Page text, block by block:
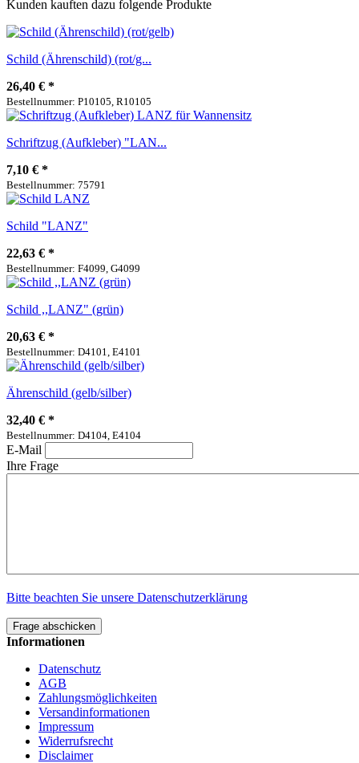
Kunden kauften dazu folgende Produkte
Schild (Ährenschild) (rot/g...
26,40 € *
Bestellnummer: P10105, R10105
Schriftzug (Aufkleber) "LAN...
7,10 € *
Bestellnummer: 75791
Schild "LANZ"
22,63 € *
Bestellnummer: F4099, G4099
Schild ,,LANZ" (grün)
20,63 € *
Bestellnummer: D4101, E4101
Ährenschild (gelb/silber)
32,40 € *
Bestellnummer: D4104, E4104
E-Mail
Ihre Frage
Bitte beachten Sie unsere Datenschutzerklärung
Frage abschicken
Informationen
Datenschutz
AGB
Zahlungsmöglichkeiten
Versandinformationen
Impressum
Widerrufsrecht
Disclaimer